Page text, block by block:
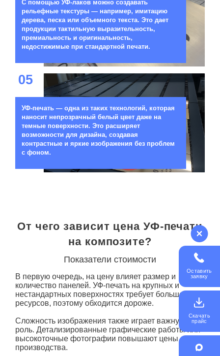
С помощью УФ-лаков можно создавать
рельефные текстуры — например, имитацию
дерева, песка или объемного текста. Это дает
продукции тактильную выразительность,
премиальность и оригинальность,
недостижимые при стандартной печати.
05
УФ-печать — одна из таких технологий, которая
наносит непрозрачный белый цвет даже на
темные поверхности. Это расширяет
возможности для дизайна, создавая
контрастные и яркие изображения без проблем
с фоном.
От чего зависит цена УФ-печати
на композите?
Показатели стоимости
В первую очередь, на цену влияет размер и
количество панелей. УФ-печать на крупных и
нестандартных поверхностях требует больше
ресурсов, поэтому обходится дороже.
Сложность изображения также играет важную
роль. Детализированные графические работы или
высокоточные фотографии повышают цены
производства.
Оставить
заявку
Скачать
прайс